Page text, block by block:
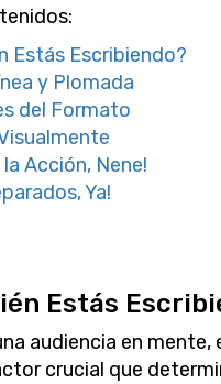
Estás Escribiendo?
y Plomada
del Formato
Acción, Nene!
Ya!
Estás
audiencia en
crucial que